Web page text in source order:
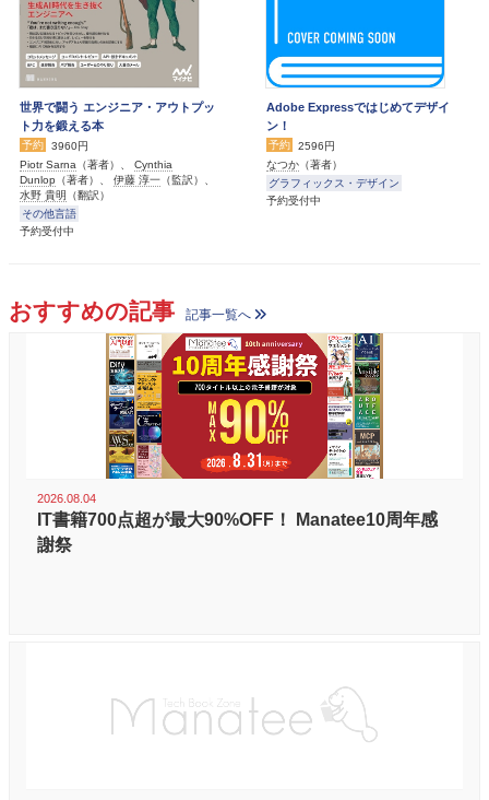
世界で闘う エンジニア・アウトプッ
ト力を鍛える本
予約
3960円
Piotr Sarna （著者）、 Cynthia
Dunlop （著者）、 伊藤 淳一 （監訳）、
水野 貴明 （翻訳）
その他言語
予約受付中
Adobe Expressではじめてデザイ
ン！
予約
2596円
なつか （著者）
グラフィックス・デザイン
予約受付中
おすすめの記事 記事一覧へ
2026.08.04
IT書籍700点超が最大90%OFF！ Manatee10周年感
謝祭